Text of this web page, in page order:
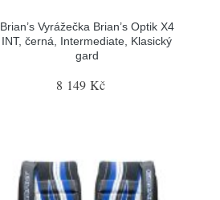
Brian’s Vyrážečka Brian’s Optik X4
INT, černá, Intermediate, Klasický
gard
8 149 Kč